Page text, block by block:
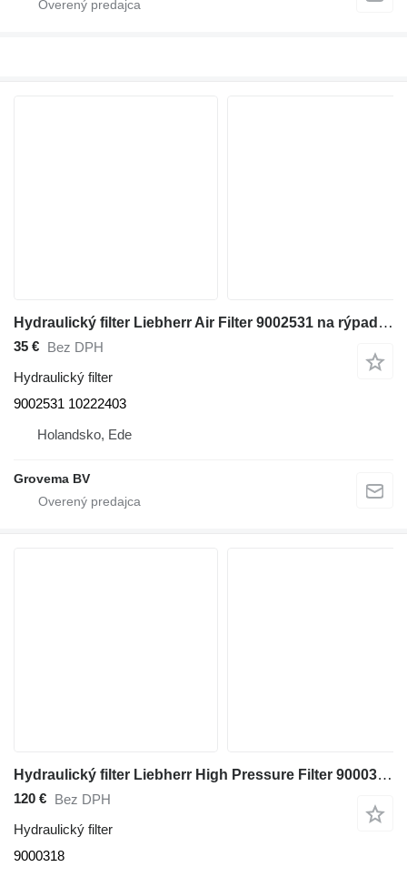
Hydraulický filter Liebherr Air Filter 9002531 na rýpadla Liebherr
35 € Bez DPH
Hydraulický filter
9002531 10222403
Holandsko, Ede
Grovema BV
Hydraulický filter Liebherr High Pressure Filter 9000318 na stavebného stroja
120 € Bez DPH
Hydraulický filter
9000318